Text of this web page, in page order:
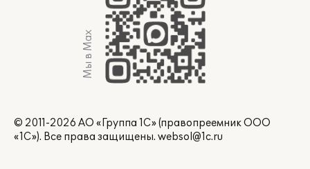
Мы в Max
© 2011-2026 АО «Группа 1С» (правопреемник ООО
«1С»). Все права защищены. websol@1c.ru